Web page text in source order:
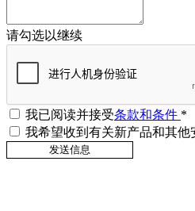
请勾选以继续
我已阅读并接受条款和条件 *
我希望收到有关新产品和其他